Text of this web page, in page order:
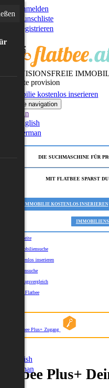
Anmelden
Wunschliste
Registrieren
PROVISIONSFREIE
gesamte provision
Immobilie kostenlos inserieren
Toggle navigation
German
English
German
DIE SUCHMASCHINE FÜR
MIT FLATBEE SPARST
IMMOBILIE KOSTENLOS INSERIEREN
Startseite
Immobiliensuche
Kostenlos inserieren
Kartensuche
Umzugsvergleich
Über Flatbee
Flatbee Plus+ Zugang
English
German
Plus+